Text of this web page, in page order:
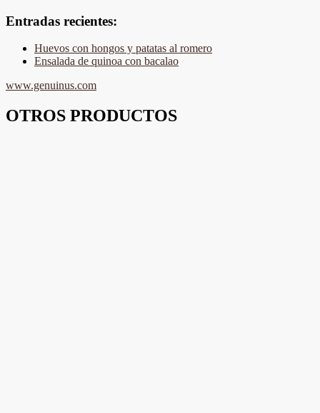
Entradas recientes:
Huevos con hongos y patatas al romero
Ensalada de quinoa con bacalao
www.genuinus.com
OTROS PRODUCTOS